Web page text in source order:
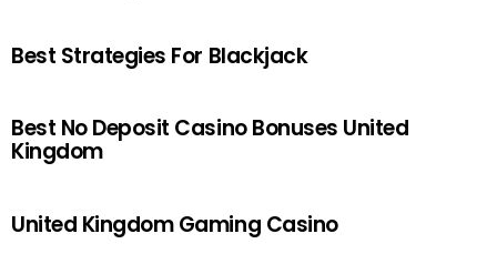
Best Strategies For Blackjack
Best No Deposit Casino Bonuses United
Kingdom
United Kingdom Gaming Casino